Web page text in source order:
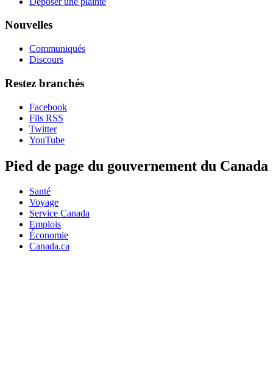
Nouvelles
Communiqués
Discours
Restez branchés
Facebook
Fils RSS
Twitter
YouTube
Pied de page du gouvernement du Canada
Santé
Voyage
Service Canada
Emplois
Économie
Canada.ca